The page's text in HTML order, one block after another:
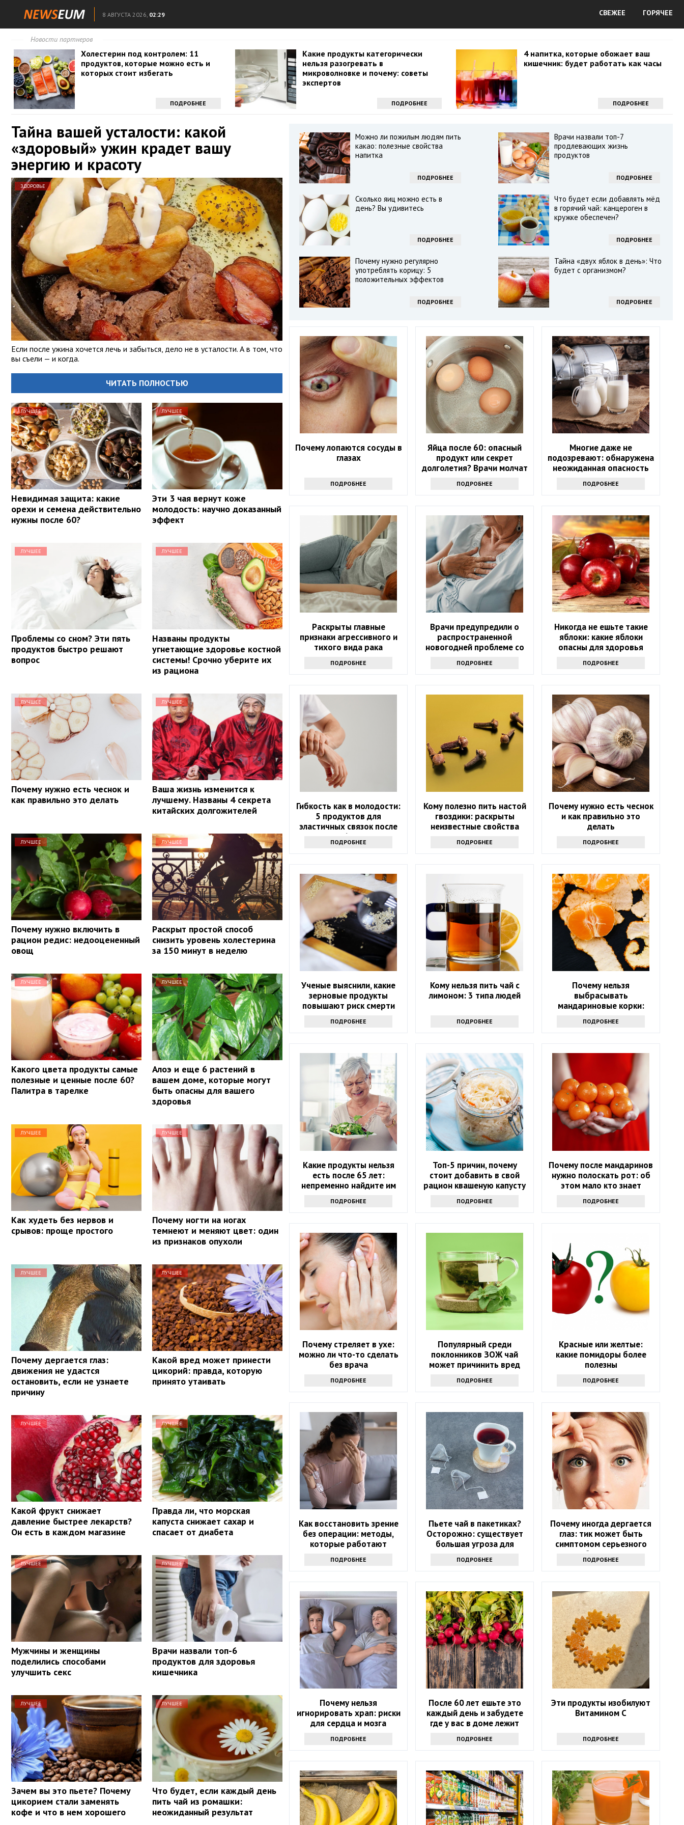
8 АВГУСТА 2026, 02:29 СВЕЖЕЕ ГОРЯЧЕЕ
Новости партнеров
Холестерин под контролем: 11
продуктов, которые можно есть и
которых стоит избегать
ПОДРОБНЕЕ
Какие продукты категорически
нельзя разогревать в
микроволновке и почему: советы
экспертов
ПОДРОБНЕЕ
4 напитка, которые обожает ваш
кишечник: будет работать как часы
ПОДРОБНЕЕ
Тайна вашей усталости: какой
«здоровый» ужин крадет вашу
энергию и красоту
ЗДОРОВЬЕ
Если после ужина хочется лечь и забыться, дело не в усталости. А в том, что
вы съели — и когда.
ЧИТАТЬ ПОЛНОСТЬЮ
ЛУЧШЕЕ
Невидимая защита: какие
орехи и семена действительно
нужны после 60?
ЛУЧШЕЕ
Эти 3 чая вернут коже
молодость: научно доказанный
эффект
ЛУЧШЕЕ
Проблемы со сном? Эти пять
продуктов быстро решают
вопрос
ЛУЧШЕЕ
Названы продукты
угнетающие здоровье костной
системы! Срочно уберите их
из рациона
ЛУЧШЕЕ
Почему нужно есть чеснок и
как правильно это делать
ЛУЧШЕЕ
Ваша жизнь изменится к
лучшему. Названы 4 секрета
китайских долгожителей
ЛУЧШЕЕ
Почему нужно включить в
рацион редис: недооцененный
овощ
ЛУЧШЕЕ
Раскрыт простой способ
снизить уровень холестерина
за 150 минут в неделю
ЛУЧШЕЕ
Какого цвета продукты самые
полезные и ценные после 60?
Палитра в тарелке
ЛУЧШЕЕ
Алоэ и еще 6 растений в
вашем доме, которые могут
быть опасны для вашего
здоровья
ЛУЧШЕЕ
Как худеть без нервов и
срывов: проще простого
ЛУЧШЕЕ
Почему ногти на ногах
темнеют и меняют цвет: один
из признаков опухоли
ЛУЧШЕЕ
Почему дергается глаз:
движения не удастся
остановить, если не узнаете
причину
ЛУЧШЕЕ
Какой вред может принести
цикорий: правда, которую
принято утаивать
ЛУЧШЕЕ
Какой фрукт снижает
давление быстрее лекарств?
Он есть в каждом магазине
ЛУЧШЕЕ
Правда ли, что морская
капуста снижает сахар и
спасает от диабета
ЛУЧШЕЕ
Мужчины и женщины
поделились способами
улучшить секс
ЛУЧШЕЕ
Врачи назвали топ-6
продуктов для здоровья
кишечника
ЛУЧШЕЕ
Зачем вы это пьете? Почему
цикорием стали заменять
кофе и что в нем хорошего
ЛУЧШЕЕ
Что будет, если каждый день
пить чай из ромашки:
неожиданный результат
Можно ли пожилым людям пить
какао: полезные свойства
напитка
ПОДРОБНЕЕ
Врачи назвали топ-7
продлевающих жизнь
продуктов
ПОДРОБНЕЕ
Сколько яиц можно есть в
день? Вы удивитесь
ПОДРОБНЕЕ
Что будет если добавлять мёд
в горячий чай: канцероген в
кружке обеспечен?
ПОДРОБНЕЕ
Почему нужно регулярно
употреблять корицу: 5
положительных эффектов
ПОДРОБНЕЕ
Тайна «двух яблок в день»: Что
будет с организмом?
ПОДРОБНЕЕ
Почему лопаются сосуды в
глазах
ПОДРОБНЕЕ
Яйца после 60: опасный
продукт или секрет
долголетия? Врачи молчат
ПОДРОБНЕЕ
Многие даже не
подозревают: обнаружена
неожиданная опасность
ПОДРОБНЕЕ
Раскрыты главные
признаки агрессивного и
тихого вида рака
ПОДРОБНЕЕ
Врачи предупредили о
распространенной
новогодней проблеме со
ПОДРОБНЕЕ
Никогда не ешьте такие
яблоки: какие яблоки
опасны для здоровья
ПОДРОБНЕЕ
Гибкость как в молодости:
5 продуктов для
эластичных связок после
60
ПОДРОБНЕЕ
Кому полезно пить настой
гвоздики: раскрыты
неизвестные свойства
ПОДРОБНЕЕ
Почему нужно есть чеснок
и как правильно это
делать
ПОДРОБНЕЕ
Ученые выяснили, какие
зерновые продукты
повышают риск смерти
ПОДРОБНЕЕ
Кому нельзя пить чай с
лимоном: 3 типа людей
ПОДРОБНЕЕ
Почему нельзя
выбрасывать
мандариновые корки:
лучше залейте их уксусом
ПОДРОБНЕЕ
Какие продукты нельзя
есть после 65 лет:
непременно найдите им
ПОДРОБНЕЕ
Топ-5 причин, почему
стоит добавить в свой
рацион квашеную капусту
ПОДРОБНЕЕ
Почему после мандаринов
нужно полоскать рот: об
этом мало кто знает
ПОДРОБНЕЕ
Почему стреляет в ухе:
можно ли что-то сделать
без врача
ПОДРОБНЕЕ
Популярный среди
поклонников ЗОЖ чай
может причинить вред
ПОДРОБНЕЕ
Красные или желтые:
какие помидоры более
полезны
ПОДРОБНЕЕ
Как восстановить зрение
без операции: методы,
которые работают
ПОДРОБНЕЕ
Пьете чай в пакетиках?
Осторожно: существует
большая угроза для
ПОДРОБНЕЕ
Почему иногда дергается
глаз: тик может быть
симптомом серьезного
заболевания
ПОДРОБНЕЕ
Почему нельзя
игнорировать храп: риски
для сердца и мозга
ПОДРОБНЕЕ
После 60 лет ешьте это
каждый день и забудете
где у вас в доме лежит
ПОДРОБНЕЕ
Эти продукты изобилуют
Витамином С
ПОДРОБНЕЕ